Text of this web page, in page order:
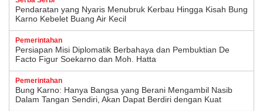
Pendaratan yang Nyaris Menubruk Kerbau Hingga Kisah Bung
Karno Kebelet Buang Air Kecil
Pemerintahan
Persiapan Misi Diplomatik Berbahaya dan Pembuktian De
Facto Figur Soekarno dan Moh. Hatta
Pemerintahan
Bung Karno: Hanya Bangsa yang Berani Mengambil Nasib
Dalam Tangan Sendiri, Akan Dapat Berdiri dengan Kuat